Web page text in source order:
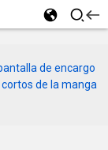
de encargo
de la manga